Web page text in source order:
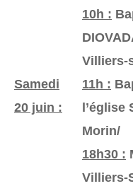
Samedi
20 juin :
10h :
Villiers-
11h :
Morin/
18h30 :
Villiers-